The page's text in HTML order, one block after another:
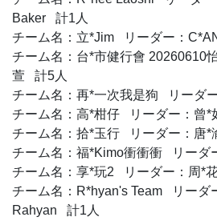
Baker 計1人
チーム名：立*Jim リーダー：
チーム名：台*市健行會 20260610
萱 計5人
チーム名：再*一次我是狗 リーダ
チーム名：高*柑仔 リーダー：曾*
チーム名：拾*玉行 リーダー：唐*
チーム名：福*Kimo衝衝衝 リーダ
チーム名：享*玩2 リーダー：周*
チーム名：R*hyan's Team リーダ
Rahyan 計1人